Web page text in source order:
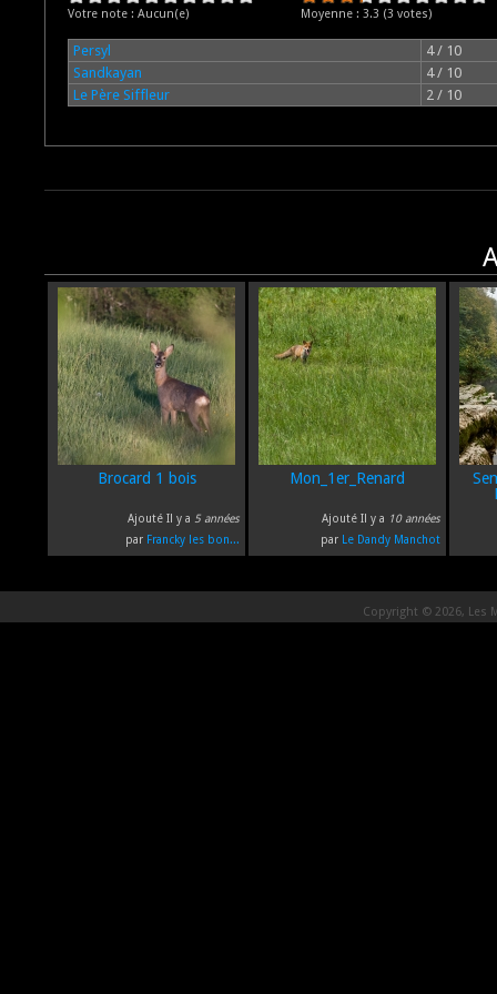
Votre note : Aucun(e) Moyenne : 3.3 (3 votes)
Persyl
4 / 10
Sandkayan
4 / 10
Le Père Siffleur
2 / 10
Brocard 1 bois
Ajouté Il y a 5 années
par Francky les bon...
Mon_1er_Renard
Ajouté Il y a 10 années
par Le Dandy Manchot
Copyright © 2026, Les